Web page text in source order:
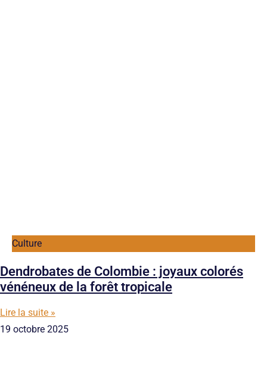
Culture
Dendrobates de Colombie : joyaux colorés
vénéneux de la forêt tropicale
Lire la suite »
19 octobre 2025